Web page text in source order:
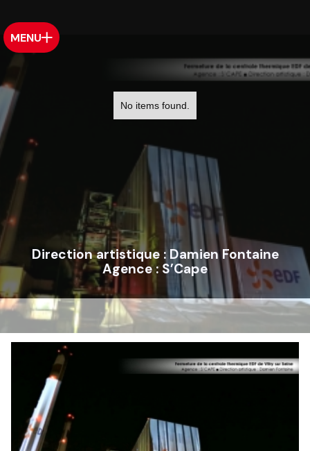
MENU
No items found.
Direction artistique :Damien Fontaine
Agence :S’Cape